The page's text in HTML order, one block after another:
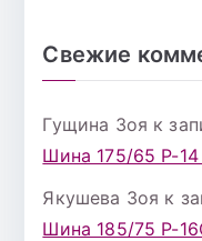
Свежие
Гущина Зоя к
Шина 175/65 Р-
Якушева Зоя к
Шина 185/75 Р-